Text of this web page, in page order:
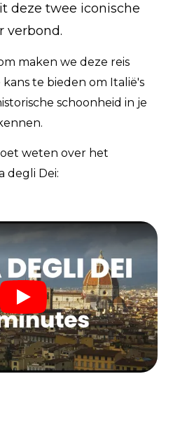
deze twee iconische
verbond.
maken we deze reis
kans te bieden om Italië's
schoonheid in je
weten over het
degli Dei: